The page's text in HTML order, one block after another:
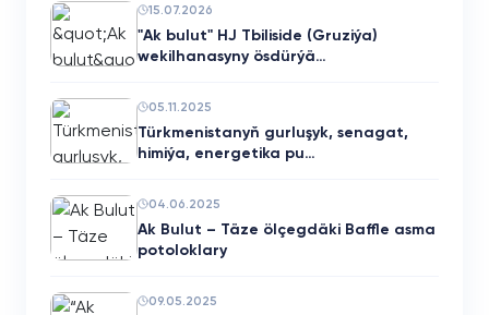
15.07.2026
"Ak bulut" HJ Tbiliside (Gruziýa)
wekilhanasyny ösdürýä…
05.11.2025
Türkmenistanyň gurluşyk, senagat,
himiýa, energetika pu…
04.06.2025
Ak Bulut – Täze ölçegdäki Baffle asma
potoloklary
09.05.2025